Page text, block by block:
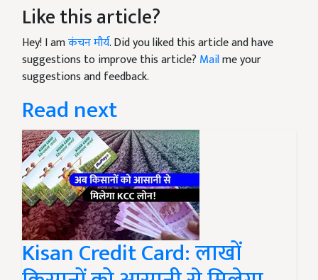
Like this article?
Hey! I amकंचन मौर्य. Did you liked this article and have
suggestions to improve this article? Mailme your
suggestions and feedback.
Read next
Kisan Credit Card: लाखों